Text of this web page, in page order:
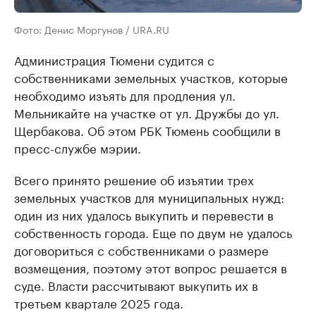
Фото: Денис Моргунов / URA.RU
Администрация Тюмени судится с
собственниками земельных участков, которые
необходимо изъять для продления ул.
Мельникайте на участке от ул. Дружбы до ул.
Щербакова. Об этом РБК Тюмень сообщили в
пресс-службе мэрии.
Всего принято решение об изъятии трех
земельных участков для муниципальных нужд:
один из них удалось выкупить и перевести в
собственность города. Еще по двум не удалось
договориться с собственниками о размере
возмещения, поэтому этот вопрос решается в
суде. Власти рассчитывают выкупить их в
третьем квартале 2025 года.